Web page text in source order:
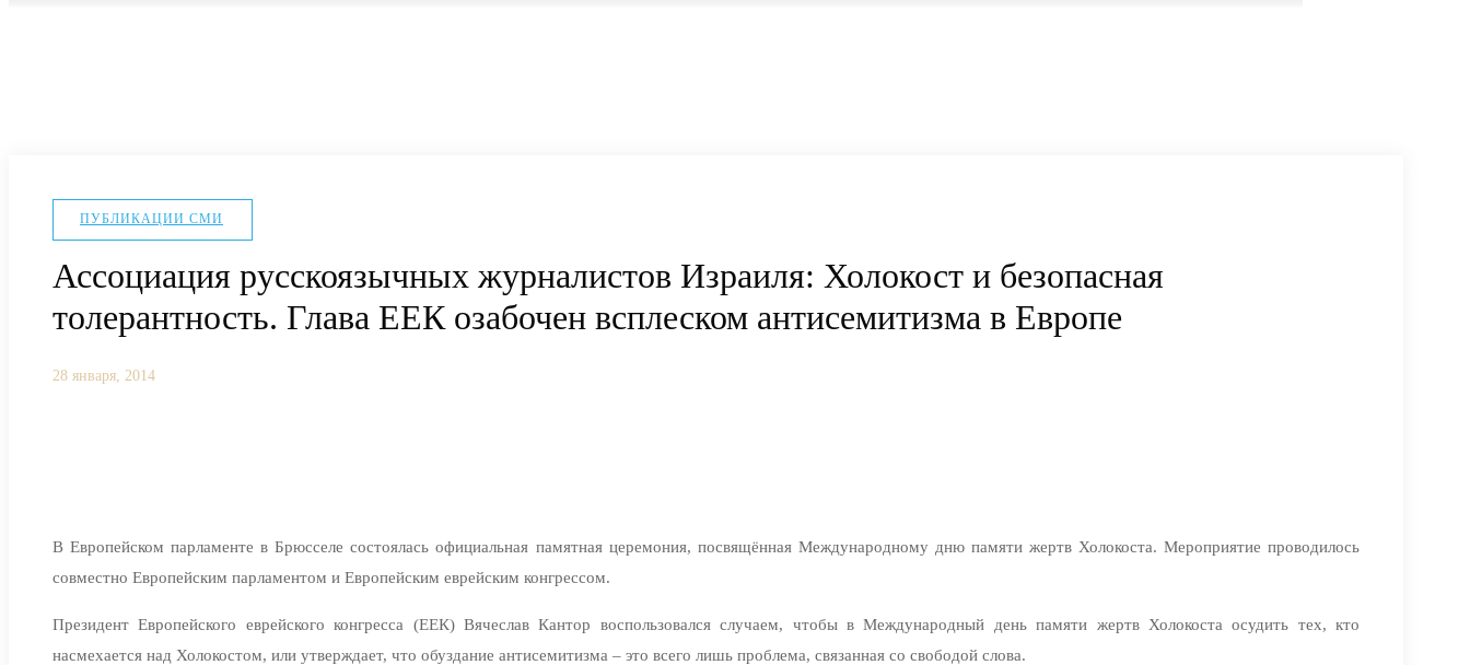
ПУБЛИКАЦИИ СМИ
Ассоциация русскоязычных журналистов Израиля: Холокост и безопасная
толерантность. Глава ЕЕК озабочен всплеском антисемитизма в Европе
28 января, 2014
В Европейском парламенте в Брюсселе состоялась официальная памятная церемония, посвящённая Международному дню памяти жертв Холокоста. Мероприятие проводилось
совместно Европейским парламентом и Европейским еврейским конгрессом.
Президент Европейского еврейского конгресса (ЕЕК) Вячеслав Кантор воспользовался случаем, чтобы в Международный день памяти жертв Холокоста осудить тех, кто
насмехается над Холокостом, или утверждает, что обуздание антисемитизма – это всего лишь проблема, связанная со свободой слова.